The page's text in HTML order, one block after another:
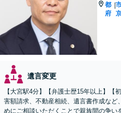
都
府
|
遺言変更
【大宮駅4分】【弁護士歴15年以上】【
害額請求、不動産相続、遺言書作成など
めにご相談いただくことで親族間の争い